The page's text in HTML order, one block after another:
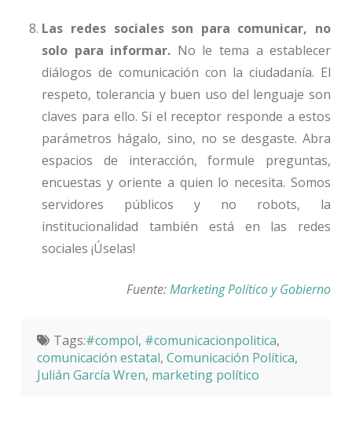
Las redes sociales son para comunicar, no
solo para informar. No le tema a establecer
diálogos de comunicación con la ciudadanía. El
respeto, tolerancia y buen uso del lenguaje son
claves para ello. Si el receptor responde a estos
parámetros hágalo, sino, no se desgaste. Abra
espacios de interacción, formule preguntas,
encuestas y oriente a quien lo necesita. Somos
servidores públicos y no robots, la
institucionalidad también está en las redes
sociales ¡Úselas!
Fuente:Marketing Político y Gobierno
Tags:#compol, #comunicacionpolitica,
comunicación estatal, Comunicación Política,
Julián García Wren, marketing político